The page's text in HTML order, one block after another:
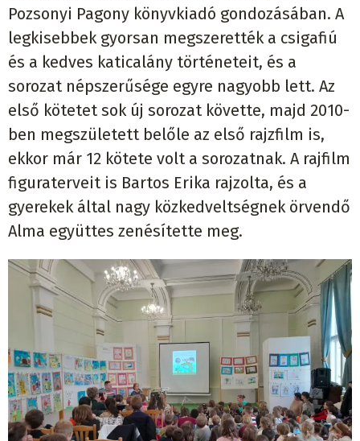
Pozsonyi Pagony könyvkiadó gondozásában. A
legkisebbek gyorsan megszerették a csigafiú
és a kedves katicalány történeteit, és a
sorozat népszerűsége egyre nagyobb lett. Az
első kötetet sok új sorozat követte, majd 2010-
ben megszületett belőle az első rajzfilm is,
ekkor már 12 kötete volt a sorozatnak. A rajfilm
figuraterveit is Bartos Erika rajzolta, és a
gyerekek által nagy közkedveltségnek örvendő
Alma együttes zenésítette meg.